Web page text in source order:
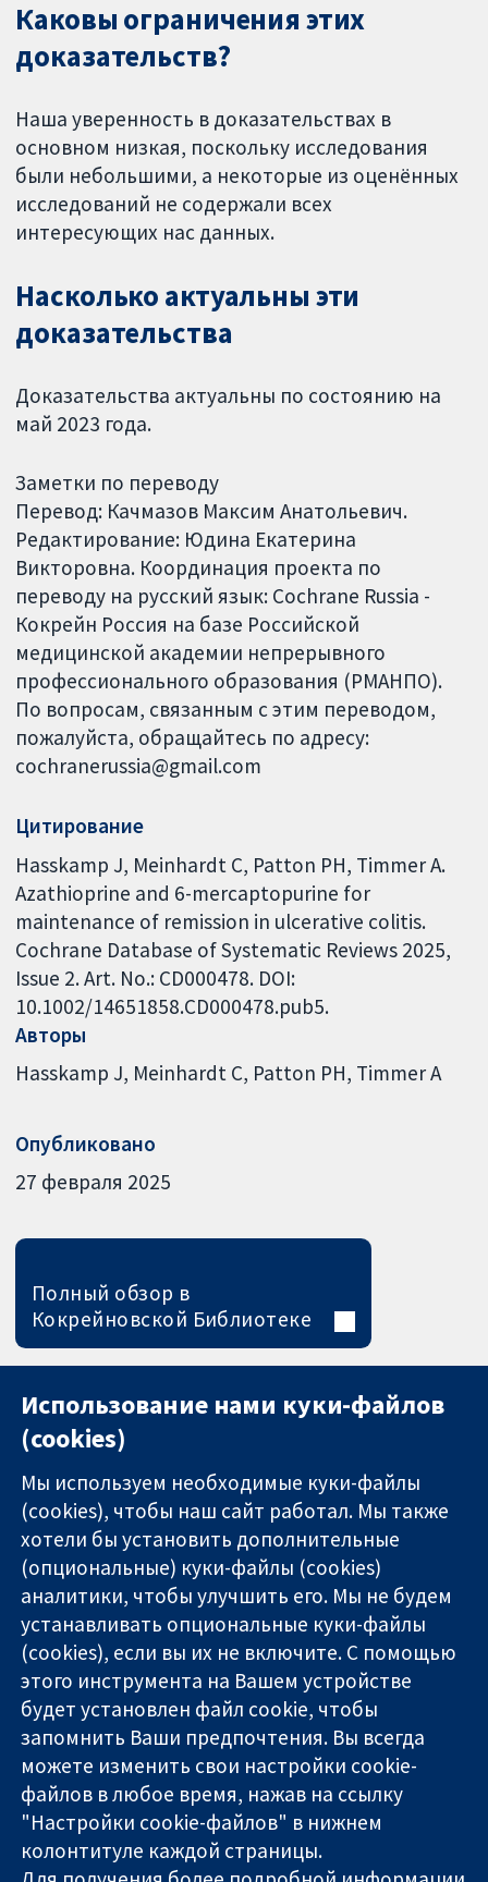
Каковы ограничения этих
доказательств?
Наша уверенность в доказательствах в
основном низкая, поскольку исследования
были небольшими, а некоторые из оценённых
исследований не содержали всех
интересующих нас данных.
Насколько актуальны эти
доказательства
Доказательства актуальны по состоянию на
май 2023 года.
Заметки по переводу
Перевод: Качмазов Максим Анатольевич.
Редактирование: Юдина Екатерина
Викторовна. Координация проекта по
переводу на русский язык: Cochrane Russia -
Кокрейн Россия на базе Российской
медицинской академии непрерывного
профессионального образования (РМАНПО).
По вопросам, связанным с этим переводом,
пожалуйста, обращайтесь по адресу:
cochranerussia@gmail.com
Цитирование
Hasskamp J, Meinhardt C, Patton PH, Timmer A.
Azathioprine and 6-mercaptopurine for
maintenance of remission in ulcerative colitis.
Cochrane Database of Systematic Reviews 2025,
Issue 2. Art. No.: CD000478. DOI:
10.1002/14651858.CD000478.pub5.
Авторы
Hasskamp J Meinhardt C Patton PH Timmer A
Опубликовано
27 февраля 2025
Полный обзор в
Кокрейновской Библиотеке
Надёжные
доказательства
Информированные
решения
Во благо
здоровья
11-13 Cavendish
Square
London
W1G 0AN
United Kingdom
Связаться с
нами
Новости
Пресс-
служба
О нас
Работа
Cochrane
Library
Использование нами куки-файлов
(cookies)
Мы используем необходимые куки-файлы
(cookies), чтобы наш сайт работал. Мы также
хотели бы установить дополнительные
(опциональные) куки-файлы (cookies)
аналитики, чтобы улучшить его. Мы не будем
устанавливать опциональные куки-файлы
(cookies), если вы их не включите. С помощью
этого инструмента на Вашем устройстве
будет установлен файл cookie, чтобы
запомнить Ваши предпочтения. Вы всегда
можете изменить свои настройки cookie-
файлов в любое время, нажав на ссылку
"Настройки cookie-файлов" в нижнем
колонтитуле каждой страницы.